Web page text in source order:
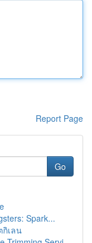
Report Page
Go
Spark...
กิเลน